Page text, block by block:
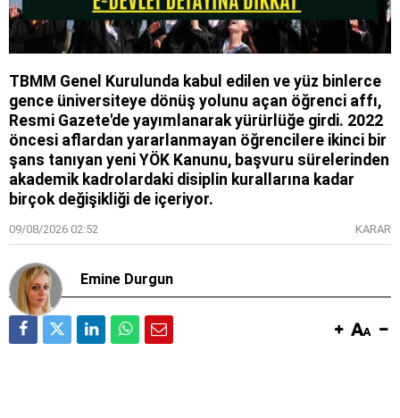
TBMM Genel Kurulunda kabul edilen ve yüz binlerce
gence üniversiteye dönüş yolunu açan öğrenci affı,
Resmi Gazete'de yayımlanarak yürürlüğe girdi. 2022
öncesi aflardan yararlanmayan öğrencilere ikinci bir
şans tanıyan yeni YÖK Kanunu, başvuru sürelerinden
akademik kadrolardaki disiplin kurallarına kadar
birçok değişikliği de içeriyor.
09/08/2026 02:52 KARAR
Emine Durgun